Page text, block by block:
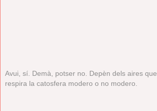
Avui, sí. Demà, potser no. Depèn dels aires que
respira la catosfera modero o no modero.